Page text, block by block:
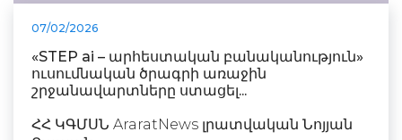
07/02/2026
«STEP ai – արհեստական բանականություն»
ուսումնական ծրագրի առաջին
շրջանավարտները ստացել...
ՀՀ ԿԳՄՍՆ AraratNews լրատվական Նոյյան